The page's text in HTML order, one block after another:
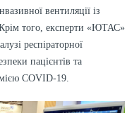
вентиляції із
того, експерти «ЮТАС»
респіраторної
пацієнтів та
COVID-19.